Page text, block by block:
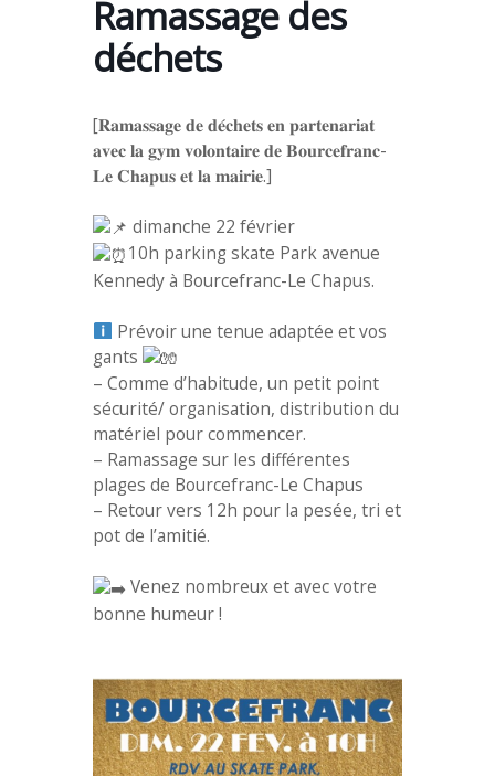
Ramassage des
déchets
[𝐑𝐚𝐦𝐚𝐬𝐬𝐚𝐠𝐞 𝐝𝐞 𝐝𝐞́𝐜𝐡𝐞𝐭𝐬 𝐞𝐧 𝐩𝐚𝐫𝐭𝐞𝐧𝐚𝐫𝐢𝐚𝐭
𝐚𝐯𝐞𝐜 𝐥𝐚 𝐠𝐲𝐦 𝐯𝐨𝐥𝐨𝐧𝐭𝐚𝐢𝐫𝐞 𝐝𝐞 𝐁𝐨𝐮𝐫𝐜𝐞𝐟𝐫𝐚𝐧𝐜-
𝐋𝐞 𝐂𝐡𝐚𝐩𝐮𝐬 𝐞𝐭 𝐥𝐚 𝐦𝐚𝐢𝐫𝐢𝐞.]
dimanche 22 février
10h parking skate Park avenue
Kennedy à Bourcefranc-Le Chapus.
Prévoir une tenue adaptée et vos
gants
– Comme d’habitude, un petit point
sécurité/ organisation, distribution du
matériel pour commencer.
– Ramassage sur les différentes
plages de Bourcefranc-Le Chapus
– Retour vers 12h pour la pesée, tri et
pot de l’amitié.
Venez nombreux et avec votre
bonne humeur !